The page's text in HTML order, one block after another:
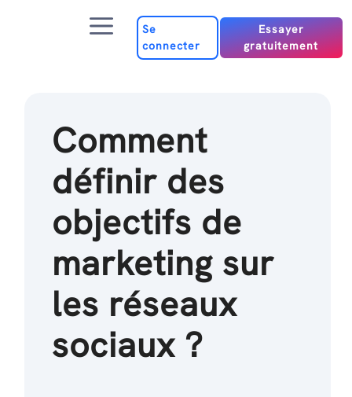
Menu
Se
connecter
Essayer
gratuitement
Comment
définir des
objectifs de
marketing sur
les réseaux
sociaux ?